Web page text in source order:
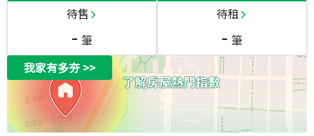
待售
- 筆
待租
- 筆
我家有多夯>>